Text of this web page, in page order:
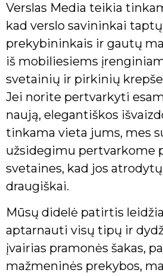
Verslas Media teikia
kad verslo savininkai
prekybininkais ir gautų
iš mobiliesiems
svetainių ir pirkinių
Jei norite pertvarkyti
naują, elegantiškos
tinkama vieta jums, mes
užsidegimu pertvarkome
svetaines, kad jos
draugiškai.
Mūsų didelė patirtis
aptarnauti visų tipų ir
įvairias pramonės šakas,
mažmeninės prekybos,